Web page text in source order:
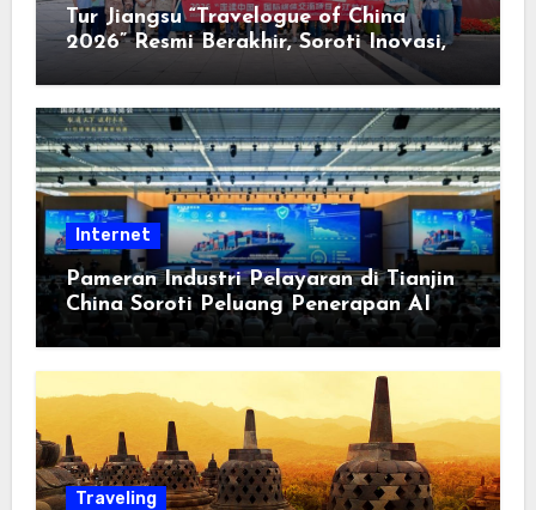
Tur Jiangsu “Travelogue of China
2026” Resmi Berakhir, Soroti Inovasi,
Keterbukaan, dan Pembangunan
Internet
Pameran Industri Pelayaran di Tianjin
China Soroti Peluang Penerapan AI
Traveling